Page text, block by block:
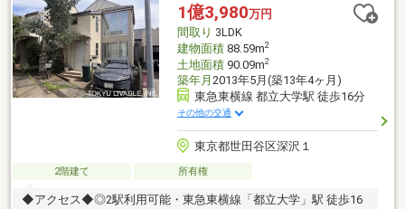
1億3,980万円
間取り 3LDK
建物面積88.59m2
土地面積90.09m2
築年月 2013年5月(築13年4ヶ月)
東急東横線 都立大学駅 徒歩16分
その他の交通
東京都世田谷区深沢１
2階建て 所有権
◆アクセス◆◎2駅利用可能・東急東横線「都立大学」駅 徒歩16